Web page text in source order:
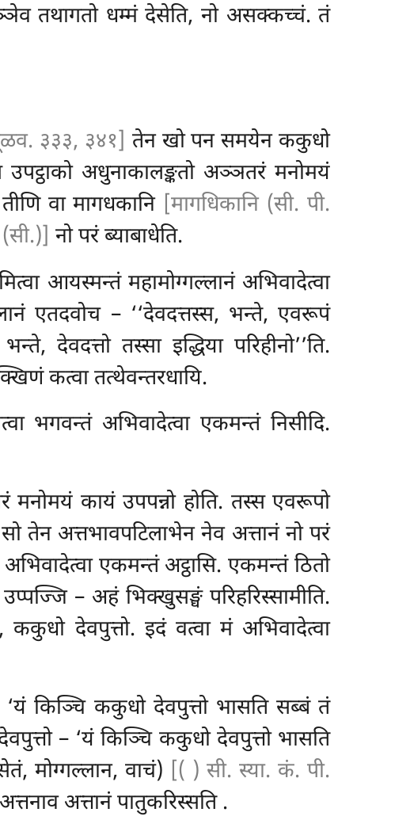
तथागतो धम्मं देसेति, नो असक्कच्चं. तं
३३३, ३४१] तेन खो पन समयेन ककुधो
उपट्ठाको अधुनाकालङ्कतो अञ्ञतरं मनोमयं
वा मागधकानि [मागधिकानि (सी. पी.
(सी.)] नो परं ब्याबाधेति.
आयस्मन्तं महामोग्गल्लानं अभिवादेत्वा
एतदवोच – ‘‘देवदत्तस्स, भन्ते, एवरूपं
देवदत्तो तस्सा इद्धिया परिहीनो’’ति.
कत्वा तत्थेवन्तरधायि.
भगवन्तं अभिवादेत्वा एकमन्तं निसीदि.
मनोमयं कायं उपपन्नो होति. तस्स एवरूपो
सो तेन अत्तभावपटिलाभेन नेव अत्तानं नो परं
एकमन्तं अट्ठासि. एकमन्तं ठितो
– अहं भिक्खुसङ्घं परिहरिस्सामीति.
ककुधो देवपुत्तो. इदं वत्वा मं अभिवादेत्वा
‘यं किञ्चि ककुधो देवपुत्तो भासति सब्बं तं
– ‘यं किञ्चि ककुधो देवपुत्तो भासति
मोग्गल्लान, वाचं) [( ) सी. स्या. कं. पी.
अत्तानं पातुकरिस्सति .